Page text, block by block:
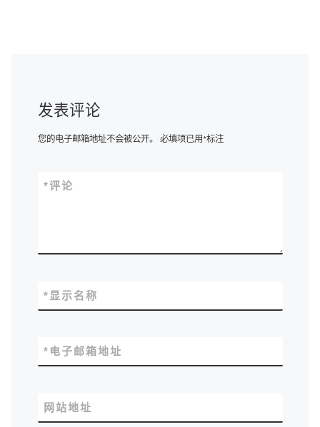
发表评论
您的电子邮箱地址不会被公开。 必填项已用*标注
评论
*
显示名称
*
电子邮箱地址
*
网站地址